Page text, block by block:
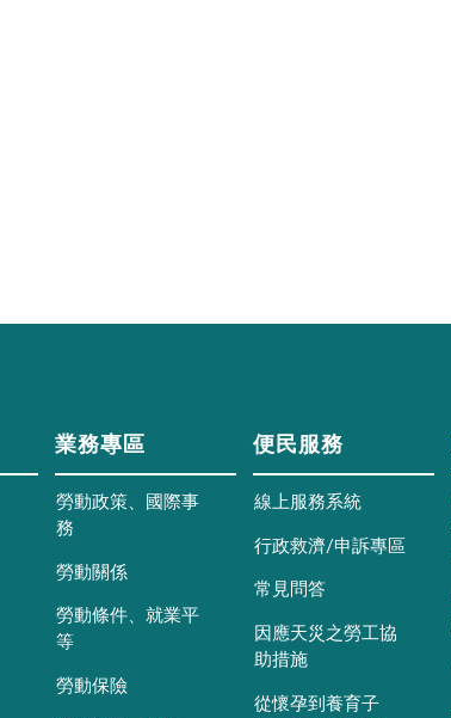
業務專區
勞動政策、國際事
務
勞動關係
勞動條件、就業平
等
勞動保險
便民服務
線上服務系統
行政救濟/申訴專區
常見問答
因應天災之勞工協
助措施
從懷孕到養育子